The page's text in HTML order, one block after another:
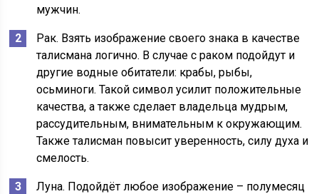
мужчин.
Рак. Взять изображение своего знака в качестве
талисмана логично. В случае с раком подойдут и
другие водные обитатели: крабы, рыбы,
осьминоги. Такой символ усилит положительные
качества, а также сделает владельца мудрым,
рассудительным, внимательным к окружающим.
Также талисман повысит уверенность, силу духа и
смелость.
Луна. Подойдёт любое изображение – полумесяц